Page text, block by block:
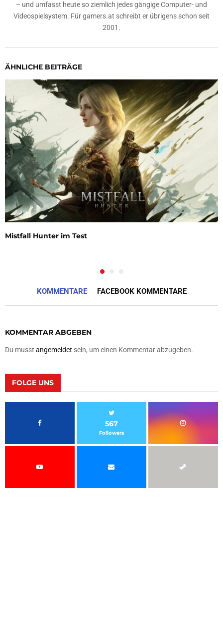
– und umfasst heute so ziemlich jedes gängige Computer- und
Videospielsystem. Für gamers.at schreibt er übrigens schon seit
2001.
ÄHNLICHE BEITRÄGE
Mistfall Hunter im Test
KOMMENTARE FACEBOOK KOMMENTARE
KOMMENTAR ABGEBEN
Du musst angemeldet sein, um einen Kommentar abzugeben.
FOLGE UNS
567
Followers